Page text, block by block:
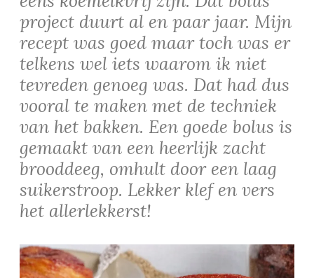
project duurt al en paar jaar. Mijn
recept was goed maar toch was er
telkens wel iets waarom ik niet
tevreden genoeg was. Dat had dus
vooral te maken met de techniek
van het bakken. Een goede bolus is
gemaakt van een heerlijk zacht
brooddeeg, omhult door een laag
suikerstroop. Lekker klef en vers
het allerlekkerst!